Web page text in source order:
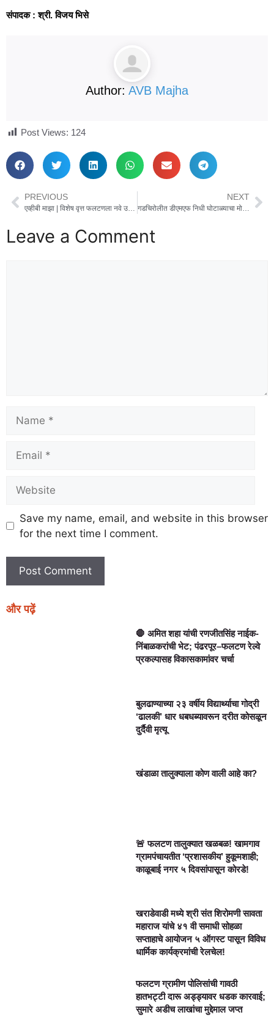
संपादक : श्री. विजय भिसे
Author: AVB Majha
Post Views: 124
PREVIOUS NEXT
गडचिरोलीत डीएमएफ निधी घोटाळ्याचा मोठा संशय; अनेक प्रकरणं झाल्याची शक्यता ? 👉 जिल्हाधिकाऱ्यांच्या बनावट स्वाक्षरीने प्रशासकीय मान्यता आदेश 👉 अज्ञातांविरुद्ध गुन्हा दाखल… सखोल तपास केल्यास बडे….बडे मासे अडकणार?
Leave a Comment
Save my name, email, and website in this browser
for the next time I comment.
और पढ़ें
🛑 अमित शहा यांची रणजीतसिंह नाईक-
निंबाळकरांची भेट; पंढरपूर–फलटण रेल्वे
प्रकल्पासह विकासकामांवर चर्चा
बुलढाण्याच्या २३ वर्षीय विद्यार्थ्याचा गोद्री
‘ढालकी’ धार धबधब्यावरून दरीत कोसळून
दुर्दैवी मृत्यू
खंडाळा तालुक्याला कोण वाली आहे का?
🚨 फलटण तालुक्यात खळबळ! खामगाव
ग्रामपंचायतीत ‘प्रशासकीय’ हुकूमशाही;
काळूबाई नगर ५ दिवसांपासून कोरडे!
खराडेवाडी मध्ये श्री संत शिरोमणी सावता
महाराज यांचे ४१ वी समाधी सोहळा
सप्ताहाचे आयोजन ५ ऑगस्ट पासून विविध
धार्मिक कार्यक्रमांची रेलचेल!
फलटण ग्रामीण पोलिसांची गावठी
हातभट्टी दारू अड्ड्यावर धडक कारवाई;
सुमारे अडीच लाखांचा मुद्देमाल जप्त